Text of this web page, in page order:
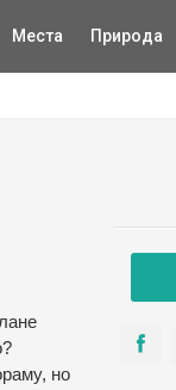
Места Природа
но